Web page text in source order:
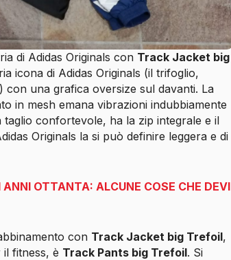
di Adidas Originals con Track Jacket big
icona di Adidas Originals (il trifoglio,
con una grafica oversize sul davanti. La
in mesh emana vibrazioni indubbiamente
confortevole, ha la zip integrale e il
Originals la si può definire leggera e di
ANNI OTTANTA: ALCUNE COSE CHE DEVI
con Track Jacket big Trefoil,
fitness, è Track Pants big Trefoil. Si